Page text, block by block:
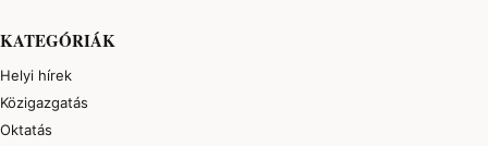
KATEGÓRIÁK
Helyi hírek
Közigazgatás
Oktatás